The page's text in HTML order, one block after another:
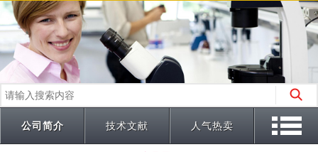
公司简介 技术文献 人气热卖